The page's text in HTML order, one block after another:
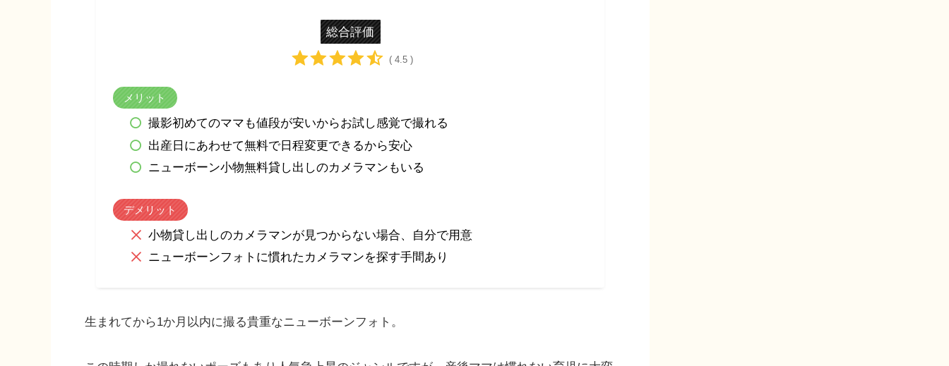
総合評価
( 4.5 )
メリット
撮影初めてのママも値段が安いからお試し感覚で撮れる
出産日にあわせて無料で日程変更できるから安心
ニューボーン小物無料貸し出しのカメラマンもいる
デメリット
小物貸し出しのカメラマンが見つからない場合、自分で用意
ニューボーンフォトに慣れたカメラマンを探す手間あり
生まれてから1か月以内に撮る貴重なニューボーンフォト。